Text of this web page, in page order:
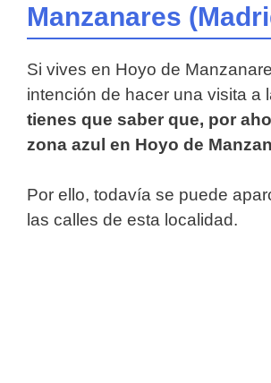
Manzanares
Si vives en Hoyo de
intención de hacer una visita a
tienes que saber que, por
zona azul en Hoyo de
Por ello, todavía se puede
las calles de esta localidad.